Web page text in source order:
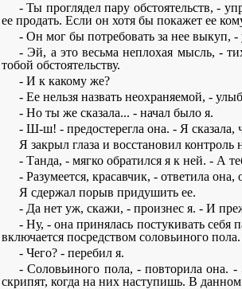
- Ты проглядел пару обстоятельств, -
ее продать. Если он хотя бы покажет ее
- Он мог бы потребовать за нее выкуп, -
- Эй, а это весьма неплохая мысль, -
тобой обстоятельству.
- И к какому же?
- Ее нельзя назвать неохраняемой, -
- Но ты же сказала... - начал было я.
- Ш-ш! - предостерегла она. - Я
Я закрыл глаза и восстановил
- Танда, - мягко обратился я к ней. - А
- Разумеется, красавчик, - ответила
Я сдержал порыв придушить ее.
- Да нет уж, скажи, - произнес я. - И
- Ну, - она принялась постукивать себя
включается посредством соловьиного пола.
- Чего? - перебил я.
- Соловьиного пола, - повторила она.
скрипят, когда на них наступишь. В